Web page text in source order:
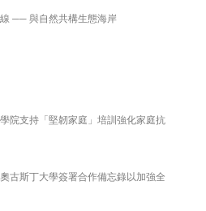
院支持「堅韌家庭」培訓強化家庭抗
古斯丁大學簽署合作備忘錄以加強全
── 與自然共構生態海岸